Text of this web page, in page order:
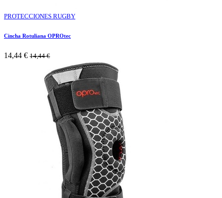
PROTECCIONES RUGBY
Cincha Rotuliana OPROtec
14,44 € 14,44€